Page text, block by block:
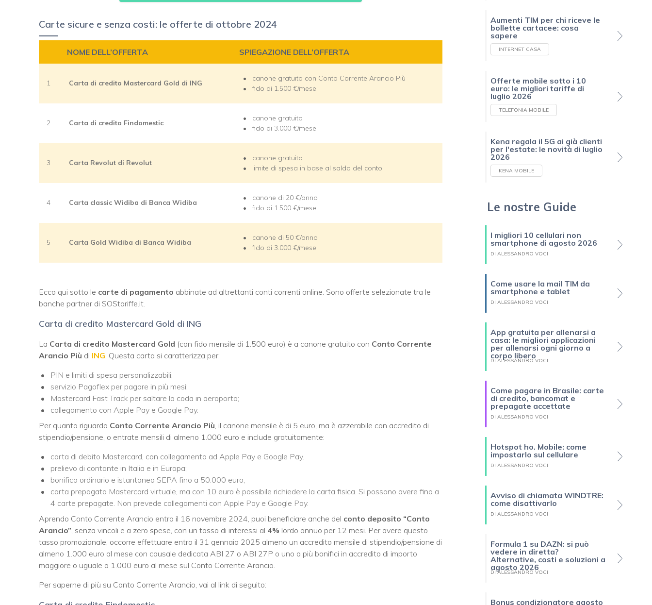
Carte sicure e senza costi: le offerte di ottobre 2024
NOME DELL’OFFERTA SPIEGAZIONE DELL’OFFERTA
1 Carta di credito Mastercard Gold di ING
canone gratuito con Conto Corrente Arancio Più
fido di 1.500 €/mese
2 Carta di credito Findomestic
canone gratuito
fido di 3.000 €/mese
3 Carta Revolut di Revolut
canone gratuito
limite di spesa in base al saldo del conto
4 Carta classic Widiba di Banca Widiba
canone di 20 €/anno
fido di 1.500 €/mese
5 Carta Gold Widiba di Banca Widiba
canone di 50 €/anno
fido di 3.000 €/mese
Ecco qui sotto le carte di pagamento abbinate ad altrettanti conti correnti online. Sono offerte selezionate tra le
banche partner di SOStariffe.it.
Carta di credito Mastercard Gold di ING
La Carta di credito Mastercard Gold (con fido mensile di 1.500 euro) è a canone gratuito con Conto Corrente
Arancio Più di ING . Questa carta si caratterizza per:
PIN e limiti di spesa personalizzabili;
servizio Pagoflex per pagare in più mesi;
Mastercard Fast Track per saltare la coda in aeroporto;
collegamento con Apple Pay e Google Pay.
Per quanto riguarda Conto Corrente Arancio Più , il canone mensile è di 5 euro, ma è azzerabile con accredito di
stipendio/pensione, o entrate mensili di almeno 1.000 euro e include gratuitamente:
carta di debito Mastercard, con collegamento ad Apple Pay e Google Pay.
prelievo di contante in Italia e in Europa;
bonifico ordinario e istantaneo SEPA fino a 50.000 euro;
carta prepagata Mastercard virtuale, ma con 10 euro è possibile richiedere la carta fisica. Si possono avere fino a
4 carte prepagate. Non prevede collegamenti con Apple Pay e Google Pay.
Aprendo Conto Corrente Arancio entro il 16 novembre 2024, puoi beneficiare anche del conto deposito “Conto
Arancio” , senza vincoli e a zero spese, con un tasso di interessi al 4% lordo annuo per 12 mesi. Per avere questo
tasso promozionale, occorre effettuare entro il 31 gennaio 2025 almeno un accredito mensile di stipendio/pensione di
almeno 1.000 euro al mese con causale dedicata ABI 27 o ABI 27P o uno o più bonifici in accredito di importo
maggiore o uguale a 1.000 euro al mese sul Conto Corrente Arancio.
Per saperne di più su Conto Corrente Arancio, vai al link di seguito:
Aumenti TIM per chi riceve le
bollette cartacee: cosa
sapere
INTERNET CASA
Offerte mobile sotto i 10
euro: le migliori tariffe di
luglio 2026
TELEFONIA MOBILE
Kena regala il 5G ai già clienti
per l'estate: le novità di luglio
2026
KENA MOBILE
Le nostre Guide
I migliori 10 cellulari non
smartphone di agosto 2026
DI ALESSANDRO VOCI
Come usare la mail TIM da
smartphone e tablet
DI ALESSANDRO VOCI
App gratuita per allenarsi a
casa: le migliori applicazioni
per allenarsi ogni giorno a
corpo libero
DI ALESSANDRO VOCI
Come pagare in Brasile: carte
di credito, bancomat e
prepagate accettate
DI ALESSANDRO VOCI
Hotspot ho. Mobile: come
impostarlo sul cellulare
DI ALESSANDRO VOCI
Avviso di chiamata WINDTRE:
come disattivarlo
DI ALESSANDRO VOCI
Formula 1 su DAZN: si può
vedere in diretta?
Alternative, costi e soluzioni a
agosto 2026
DI ALESSANDRO VOCI
Bonus condizionatore agosto